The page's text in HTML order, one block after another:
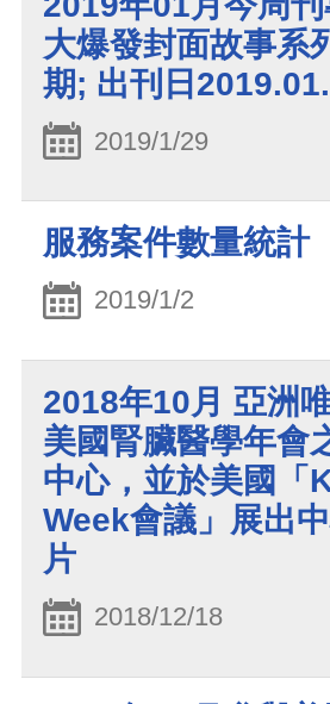
大爆發封面故事系
期; 出刊日
2019/1/29
服務案件數量統計
2019/1/2
2018年10月 亞洲
美國腎臟醫學年會
中心，並於美國「
Week會議」展出
片
2018/12/18